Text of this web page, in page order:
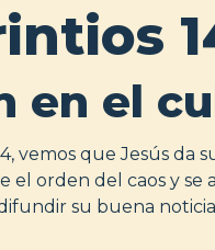
en el
vemos que Jesús da
el orden del caos y se
su buena